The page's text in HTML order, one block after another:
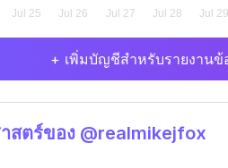
+ เพิ่มบัญชีสำหรับรายงานข้
สตร์ของ @realmikejfox